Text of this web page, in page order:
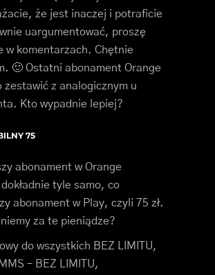
że jest inaczej i potraficie
uargumentować, proszę
w komentarzach. Chętnie
🙂 Ostatni abonament Orange
zestawić z analogicznym u
Kto wypadnie lepiej?
75
abonament w Orange
tyle samo, co
abonament w Play, czyli 75 zł.
za te pieniądze?
do wszystkich BEZ LIMITU,
– BEZ LIMITU,